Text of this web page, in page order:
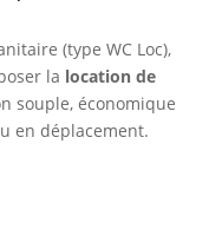
(type WC Loc),
la location de
souple, économique
en déplacement.